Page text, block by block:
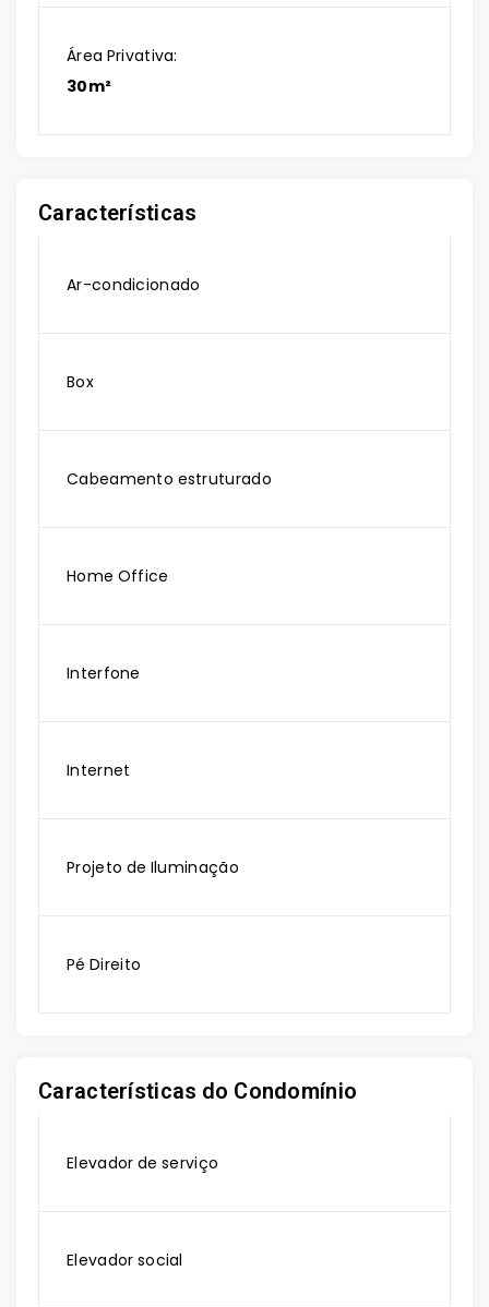
Área Privativa:
30m²
Características
Ar-condicionado
Box
Cabeamento estruturado
Home Office
Interfone
Internet
Projeto de Iluminação
Pé Direito
Características do Condomínio
Elevador de serviço
Elevador social